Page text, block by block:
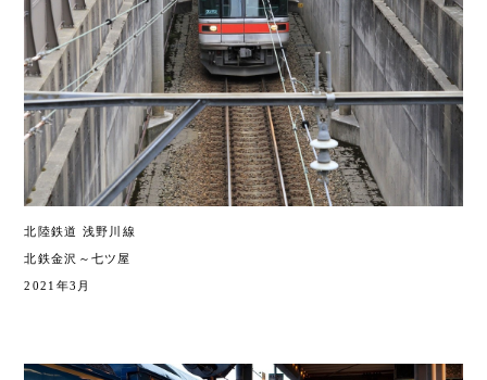
北陸鉄道 浅野川線
北鉄金沢～七ツ屋
2021年3月